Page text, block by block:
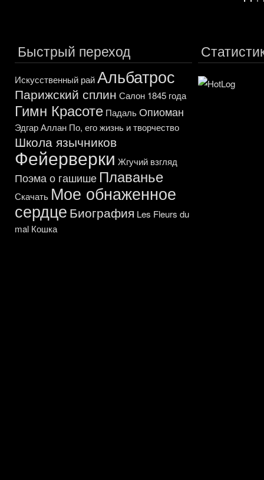
Быстрый переход
Искусственный райАльбатрос
Парижский сплин Салон 1845 года
Гимн Красоте ПадальОпиоман
Эдгар Аллан По, его жизнь и творчество
Школа язычников
Фейерверки Жгучий взгляд
Поэма о гашише Плаванье
Скачать Мое обнаженное
сердце Биография Les Fleurs du
mal Кошка